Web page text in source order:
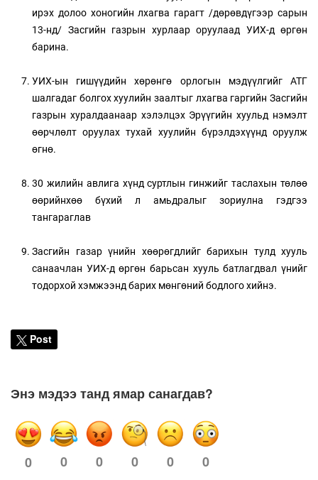
ирэх долоо хоногийн лхагва гарагт /дөрөвдүгээр сарын
13-нд/ Засгийн газрын хурлаар оруулаад УИХ-д өргөн
барина.
УИХ-ын гишүүдийн хөрөнгө орлогын мэдүүлгийг АТГ
шалгадаг болгох хуулийн заалтыг лхагва гаргийн Засгийн
газрын хуралдаанаар хэлэлцэх Эрүүгийн хуульд нэмэлт
өөрчлөлт оруулах тухай хуулийн бүрэлдэхүүнд оруулж
өгнө.
30 жилийн авлига хүнд суртлын гинжийг таслахын төлөө
өөрийнхөө бүхий л амьдралыг зориулна гэдгээ
тангараглав
Засгийн газар үнийн хөөрөгдлийг барихын тулд хууль
санаачлан УИХ-д өргөн барьсан хууль батлагдвал үнийг
тодорхой хэмжээнд барих мөнгөний бодлого хийнэ.
Post
Энэ мэдээ танд ямар санагдав?
0 0 0 0 0 0